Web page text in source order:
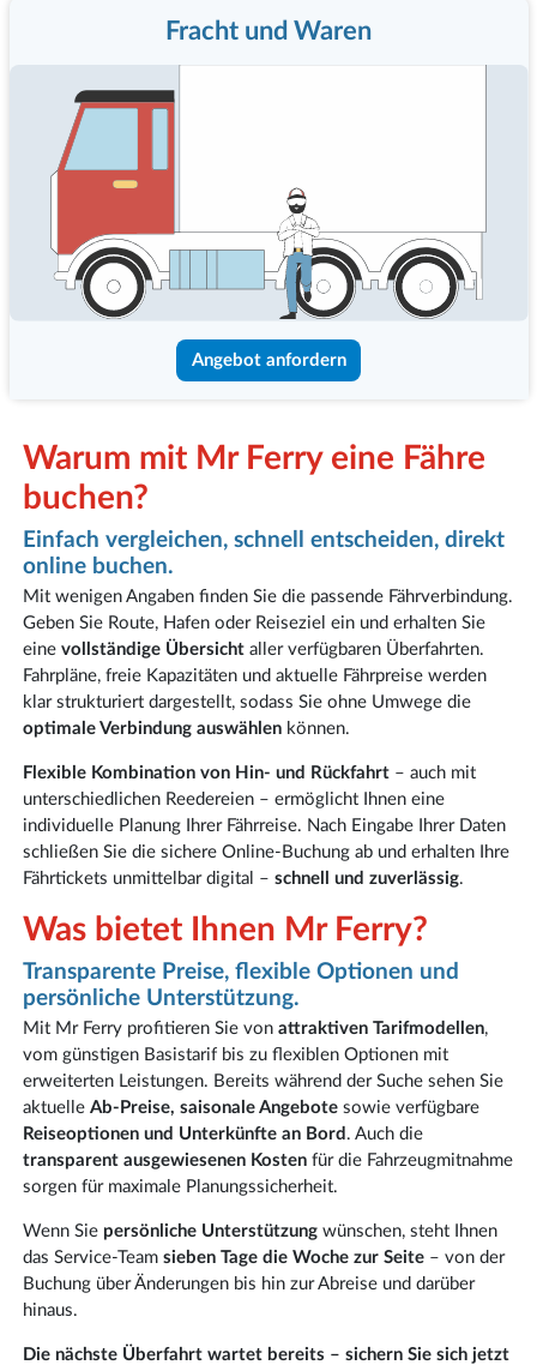
Fracht und Waren
Angebot anfordern
Warum mit Mr Ferry eine Fähre
buchen?
Einfach vergleichen, schnell entscheiden, direkt
online buchen.
Mit wenigen Angaben finden Sie die passende Fährverbindung.
Geben Sie Route, Hafen oder Reiseziel ein und erhalten Sie
eine vollständige Übersichtaller verfügbaren Überfahrten.
Fahrpläne, freie Kapazitäten und aktuelle Fährpreise werden
klar strukturiert dargestellt, sodass Sie ohne Umwege die
optimale Verbindung auswählenkönnen.
Flexible Kombination von Hin- und Rückfahrt– auch mit
unterschiedlichen Reedereien – ermöglicht Ihnen eine
individuelle Planung Ihrer Fährreise. Nach Eingabe Ihrer Daten
schließen Sie die sichere Online-Buchung ab und erhalten Ihre
Fährtickets unmittelbar digital – schnell und zuverlässig.
Was bietet Ihnen Mr Ferry?
Transparente Preise, flexible Optionen und
persönliche Unterstützung.
Mit Mr Ferry profitieren Sie von attraktiven Tarifmodellen,
vom günstigen Basistarif bis zu flexiblen Optionen mit
erweiterten Leistungen. Bereits während der Suche sehen Sie
aktuelle Ab-Preise, saisonale Angebotesowie verfügbare
Reiseoptionen und Unterkünfte an Bord . Auch die
transparent ausgewiesenen Kostenfür die Fahrzeugmitnahme
sorgen für maximale Planungssicherheit.
Wenn Sie persönliche Unterstützungwünschen, steht Ihnen
das Service-Team sieben Tage die Woche zur Seite– von der
Buchung über Änderungen bis hin zur Abreise und darüber
hinaus.
Die nächste Überfahrt wartet bereits – sichern Sie sich jetzt